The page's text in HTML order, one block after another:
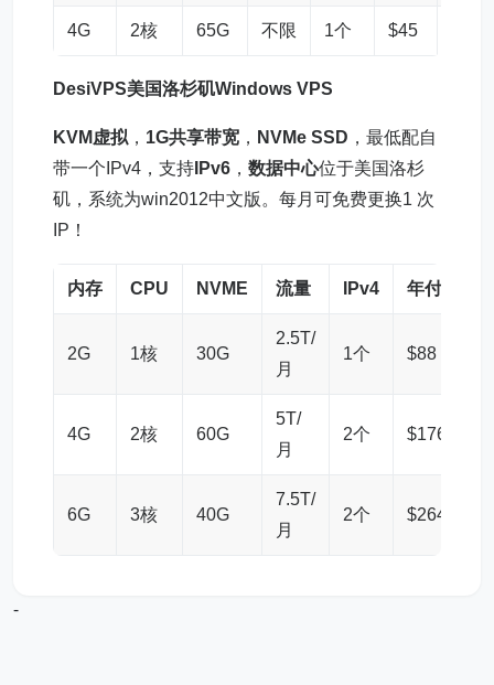
4G 2核 65G 不限 1个 $45
DesiVPS美国洛杉矶Windows VPS
KVM虚拟 ， 1G共享带宽 ， NVMe SSD ，最低配自
带一个IPv4，支持 IPv6 ， 数据中心位于美国洛杉
矶，系统为win2012中文版。每月可免费更换1 次
IP！
内存 CPU NVME 流量 IPv4 年付
2G 1核 30G
2.5T/
月
1个 $88
4G 2核 60G
5T/
月
2个 $176
6G 3核 40G
7.5T/
月
2个 $264
-